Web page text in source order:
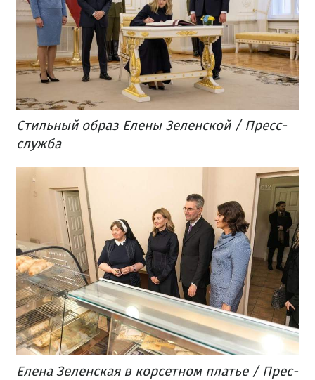
Стильный образ Елены Зеленской / Пресс-
служба
Елена Зеленская в корсетном платье / Прес-